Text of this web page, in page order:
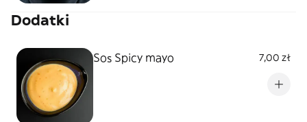
Dodatki
Sos Spicy mayo 7,00 zł